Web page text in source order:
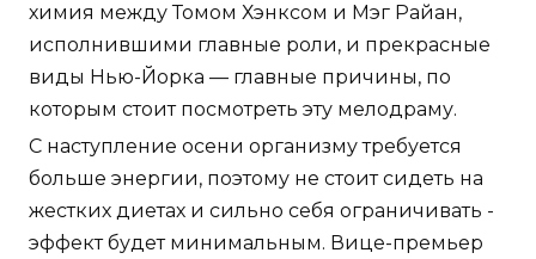
химия между Томом Хэнксом и Мэг Райан,
исполнившими главные роли, и прекрасные
виды Нью-Йорка — главные причины, по
которым стоит посмотреть эту мелодраму.
С наступление осени организму требуется
больше энергии, поэтому не стоит сидеть на
жестких диетах и сильно себя ограничивать -
эффект будет минимальным. Вице-премьер